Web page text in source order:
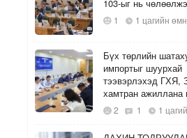
103-ыг нь
1 1 цагийн
Бүх төрлийн
импортыг шуурхай
тээвэрлэхэд
хамтран ажиллана
2 1 1